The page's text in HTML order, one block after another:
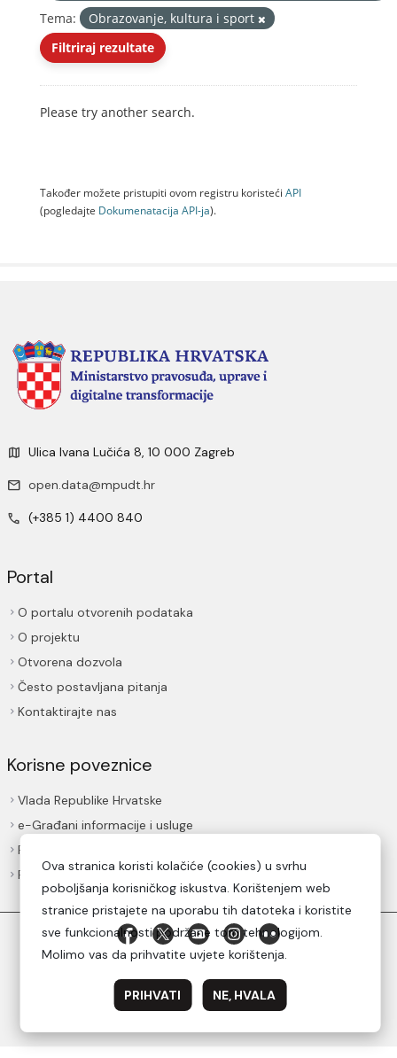
Tema:
Obrazovanje, kultura i sport
Filtriraj rezultate
Please try another search.
Također možete pristupiti ovom registru koristeći API
(pogledajte Dokumenаtаcijа API-jа).